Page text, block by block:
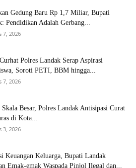
Gedung Baru Rp 1,7 Miliar, Bupati
Pendidikan Adalah Gerbang...
7, 2026
Polres Landak Serap Aspirasi
Soroti PETI, BBM hingga...
7, 2026
Besar, Polres Landak Antisipasi Curat
di Kota...
3, 2026
Keuangan Keluarga, Bupati Landak
Emak-emak Waspada Pinjol Ilegal dan...